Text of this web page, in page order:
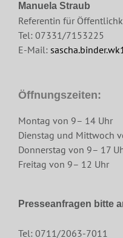
Manuela Straub
Referentin für
Tel: 07331/7153225
E-Mail:
Öffnungszeiten:
Montag von 9– 14 Uhr
Dienstag und Mittwoch
Donnerstag von 9– 17
Freitag von 9– 12 Uhr
Presseanfragen bitte
Tel: 0711/2063-7011